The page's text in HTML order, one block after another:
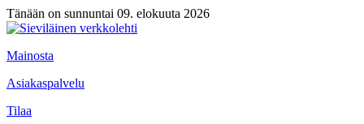
Tänään on sunnuntai 09. elokuuta 2026
Mainosta
Asiakaspalvelu
Tilaa